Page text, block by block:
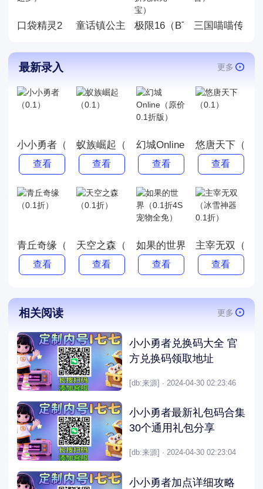
体验吧!
口袋精灵2（0.1折送超梦）
童话镇公主（0.1折）极限16（BT-0.1折无限元宝
三国喵喵传（
最新录入 更多
小小勇者（0.1）
查看
蚁族崛起（0.1）
查看
幻城Online（原价0.1折版）
查看
悠唐天下（0.1
查看
青丘奇缘（0.1折）
查看
天空之森（0.1折）
查看
如果的世界（0.1折4S宠物
查看
主宰无双（冰
查看
相关阅读 更多
小小勇者兑换码大全 官
方兑换码领取地址
[db:来源] · 2024-04-30 02:23:46
小小勇者最新礼包码合集
30个通用礼包分享
[db:来源] · 2024-04-30 02:23:04
小小勇者加点详细攻略